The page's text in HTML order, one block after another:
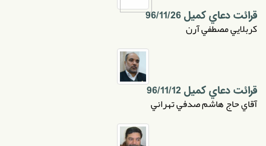
قرائت دعاي کميل 96/11/26
کربلايي مصطفي آرن
قرائت دعاي کميل 96/11/12
آقاي حاج هاشم صدفي تهراني